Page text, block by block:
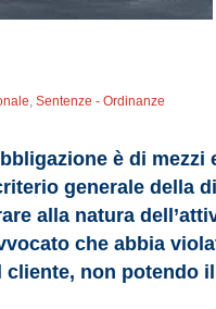
,Sentenze - Ordinanze
è di
generale della
alla natura
che abbia
non potendo